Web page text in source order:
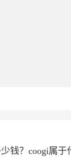
钱？coogi属于